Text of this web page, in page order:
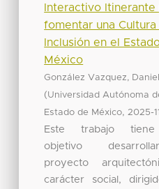
Interactivo Itinerante
fomentar una Cultura
Inclusión en el
México
González Vazquez,
(Universidad Autónoma
Estado de México, 2025-
Este trabajo
objetivo
proyecto
carácter social,